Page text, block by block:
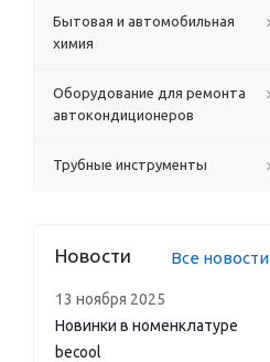
Бытовая и автомобильная
химия
Оборудование для ремонта
автокондиционеров
Трубные инструменты
Новости Все новости
13 ноября 2025
Новинки в номенклатуре
becool